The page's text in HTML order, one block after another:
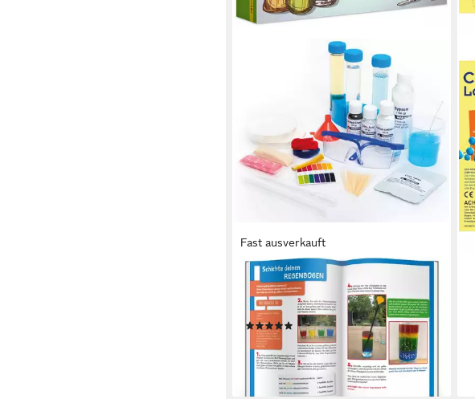
Fast ausverkauft
FRANZIS
Experimentierkasten GEOlino,
Experimentierbox Chemie
(4)
40,79 € UVP55,95 €
-27%
lieferbar - in 3-4 Werktagen bei dir